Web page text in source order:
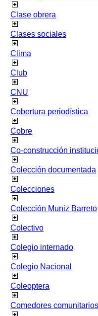
Clase obrera
Clases sociales
Clima
Club
CNU
Cobertura periodística
Cobre
Co-construcción
Colección documentada
Colecciones
Colección Muniz Barreto
Colectivo
Colegio internado
Colegio Nacional
Coleoptera
Comedores comunitarios